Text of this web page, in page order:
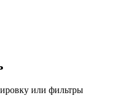
или фильтры